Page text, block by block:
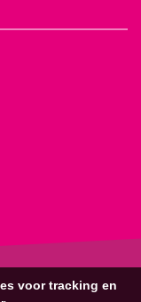
voor tracking en